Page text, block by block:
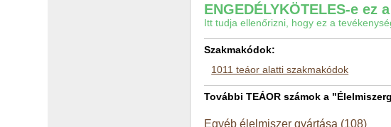
ENGEDÉLYKÖTELES-e ez
Itt tudja ellenőrizni, hogy ez a
Szakmakódok:
1011 teáor alatti szakmakódok
További TEÁOR számok a
Egyéb élelmiszer gyártása (108)